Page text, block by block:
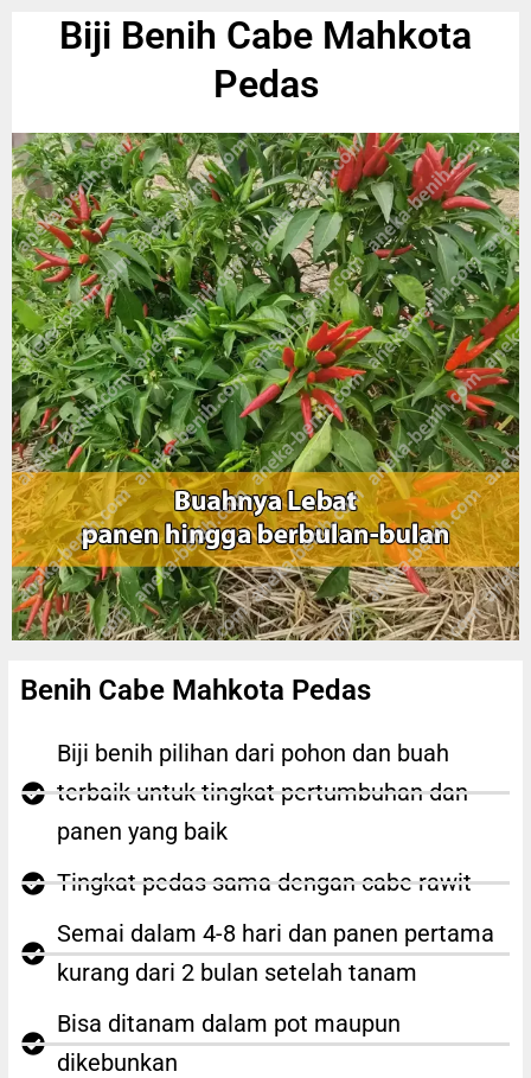
Biji Benih Cabe Mahkota
Pedas
Benih Cabe Mahkota Pedas
Biji benih pilihan dari pohon dan buah
terbaik untuk tingkat pertumbuhan dan
panen yang baik
Tingkat pedas sama dengan cabe rawit
Semai dalam 4-8 hari dan panen pertama
kurang dari 2 bulan setelah tanam
Bisa ditanam dalam pot maupun
dikebunkan